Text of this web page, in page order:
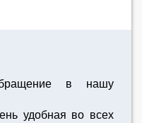
в нашу
удобная во всех